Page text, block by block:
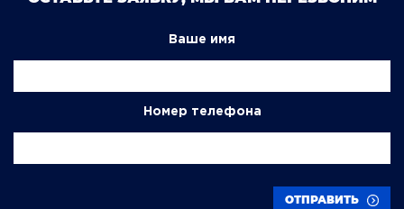
Ваше имя
Номер телефона
ОТПРАВИТЬ